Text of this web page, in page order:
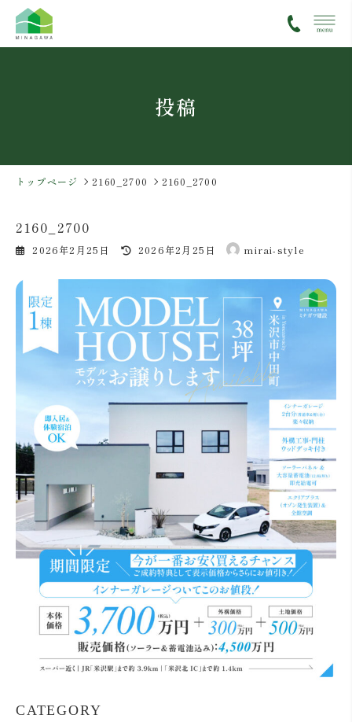
テ
ゲ
投稿
トップページ 2160_2700 2160_2700
2160_2700
2026年2月25日
最
日
時
:
2026年2月25日 mirai-style
CATEGORY